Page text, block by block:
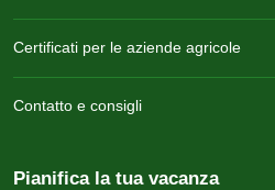
Certificati per le aziende agricole
Contatto e consigli
Pianifica la tua vacanza